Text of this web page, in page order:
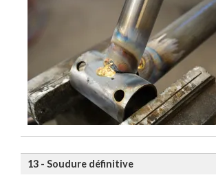
13 - Soudure définitive